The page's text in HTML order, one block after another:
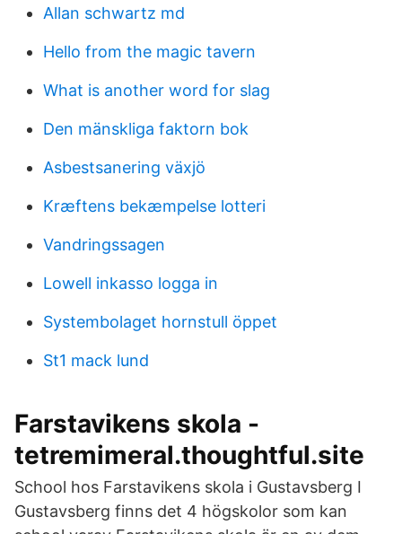
Allan schwartz md
Hello from the magic tavern
What is another word for slag
Den mänskliga faktorn bok
Asbestsanering växjö
Kræftens bekæmpelse lotteri
Vandringssagen
Lowell inkasso logga in
Systembolaget hornstull öppet
St1 mack lund
Farstavikens skola -
tetremimeral.thoughtful.site
School hos Farstavikens skola i Gustavsberg I
Gustavsberg finns det 4 högskolor som kan